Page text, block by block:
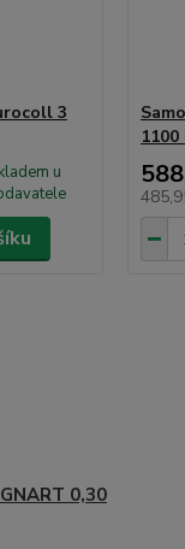
3
u
0,30